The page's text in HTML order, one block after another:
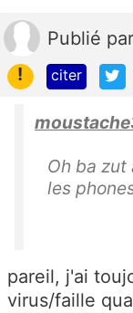
Publié par
!
citer
Oh ba
les
pareil, j'ai
virus/faille